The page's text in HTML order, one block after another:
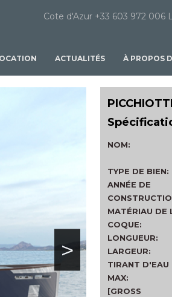
Cote d'Azur +33 603 972 006
ACTUALITÉS À PROPOS
>
NOM:
TYPE DE BIEN:
ANNÉE DE
MATÉRIAU DE
COQUE:
LONGUEUR:
LARGEUR:
TIRANT D'EAU
MAX:
[GROSS